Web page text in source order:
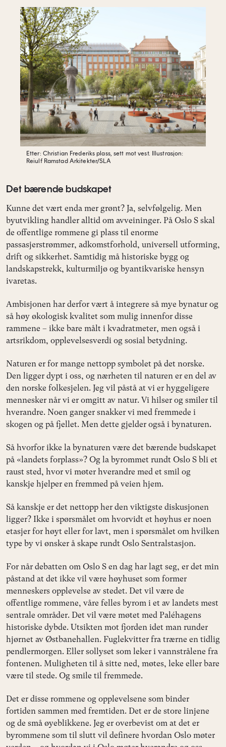
Etter: Christian Frederiks plass, sett mot vest. Illustrasjon:
Reiulf Ramstad Arkitekter/SLA
Det bærende budskapet
Kunne det vært enda mer grønt? Ja, selvfølgelig. Men
byutvikling handler alltid om avveininger. På Oslo S skal
de offentlige rommene gi plass til enorme
passasjerstrømmer, adkomstforhold, universell utforming,
drift og sikkerhet. Samtidig må historiske bygg og
landskapstrekk, kulturmiljø og byantikvariske hensyn
ivaretas.
Ambisjonen har derfor vært å integrere så mye bynatur og
så høy økologisk kvalitet som mulig innenfor disse
rammene – ikke bare målt i kvadratmeter, men også i
artsrikdom, opplevelsesverdi og sosial betydning.
Naturen er for mange nettopp symbolet på det norske.
Den ligger dypt i oss, og nærheten til naturen er en del av
den norske folkesjelen. Jeg vil påstå at vi er hyggeligere
mennesker når vi er omgitt av natur. Vi hilser og smiler til
hverandre. Noen ganger snakker vi med fremmede i
skogen og på fjellet. Men dette gjelder også i bynaturen.
Så hvorfor ikke la bynaturen være det bærende budskapet
på «landets forplass»? Og la byrommet rundt Oslo S bli et
raust sted, hvor vi møter hverandre med et smil og
kanskje hjelper en fremmed på veien hjem.
Så kanskje er det nettopp her den viktigste diskusjonen
ligger? Ikke i spørsmålet om hvorvidt et høyhus er noen
etasjer for høyt eller for lavt, men i spørsmålet om hvilken
type by vi ønsker å skape rundt Oslo Sentralstasjon.
For når debatten om Oslo S en dag har lagt seg, er det min
påstand at det ikke vil være høyhuset som former
menneskers opplevelse av stedet. Det vil være de
offentlige rommene, våre felles byrom i et av landets mest
sentrale områder. Det vil være møtet med Paléhagens
historiske dybde. Utsikten mot fjorden idet man runder
hjørnet av Østbanehallen. Fuglekvitter fra trærne en tidlig
pendlermorgen. Eller sollyset som leker i vannstrålene fra
fontenen. Muligheten til å sitte ned, møtes, leke eller bare
være til stede. Og smile til fremmede.
Det er disse rommene og opplevelsene som binder
fortiden sammen med fremtiden. Det er de store linjene
og de små øyeblikkene. Jeg er overbevist om at det er
byrommene som til slutt vil definere hvordan Oslo møter